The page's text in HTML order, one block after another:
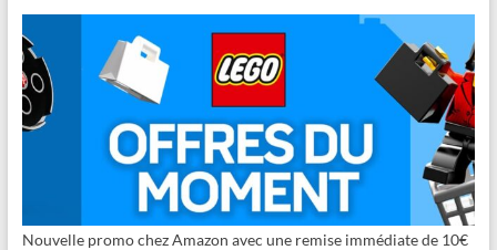
Nouvelle promo chez Amazon avec une remise immédiate de 10€